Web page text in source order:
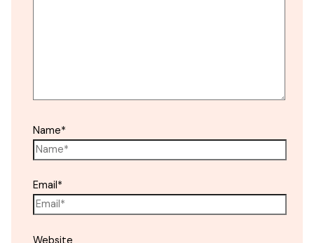
Name*
Email*